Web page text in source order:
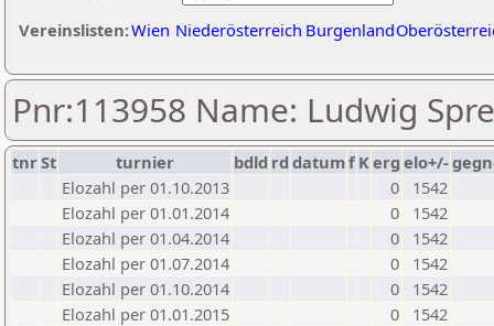
Vereinslisten:Wien Niederösterreich Burgenland
Pnr:113958 Name: Ludwig
tnrSt turnier bdld rd datumf Kerg elo+/-
Elozahl per 01.10.2013
0
1542
Elozahl per 01.01.2014
0
1542
Elozahl per 01.04.2014
0
1542
Elozahl per 01.07.2014
0
1542
Elozahl per 01.10.2014
0
1542
Elozahl per 01.01.2015
0
1542